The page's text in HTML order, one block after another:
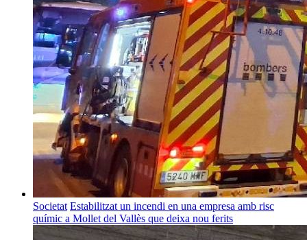
Societat Estabilitzat un incendi en una empresa amb risc
químic a Mollet del Vallès que deixa nou ferits